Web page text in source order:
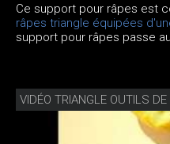
Ce support pour râpes est
râpes triangle équipées
support pour râpes passe
VIDÉO TRIANGLE OUTILS